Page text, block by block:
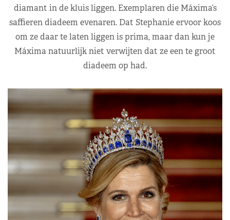
diamant in de kluis liggen. Exemplaren die Máxima’s
saffieren diadeem evenaren. Dat Stephanie ervoor koos
om ze daar te laten liggen is prima, maar dan kun je
Máxima natuurlijk niet verwijten dat ze een te groot
diadeem op had.